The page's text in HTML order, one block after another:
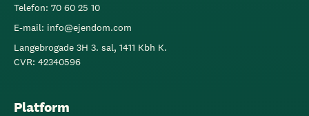
Telefon: 70 60 25 10
E-mail: info@ejendom.com
Langebrogade 3H 3. sal, 1411 Kbh K.
CVR: 42340596
Platform